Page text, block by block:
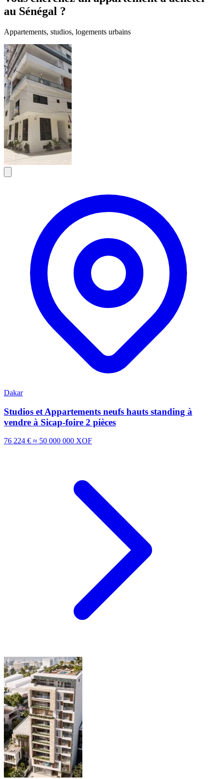
au Sénégal ?
Appartements, studios, logements urbains
Dakar
Studios et Appartements neufs hauts standing à
vendre à Sicap-foire 2 pièces
76 224 € ≈ 50 000 000 XOF